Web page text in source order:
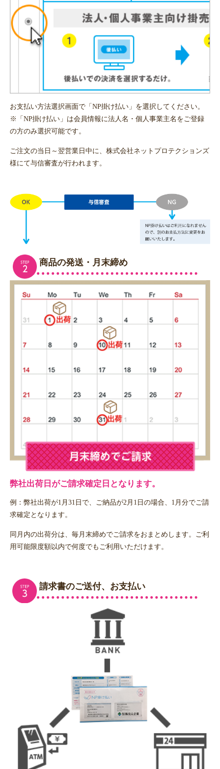
お支払い方法選択画面で「NP掛け払い」を選択してください。
※「NP掛け払い」は会員情報に法人名・個人事業主名をご登録
の方のみ選択可能です。
ご注文の当日～翌営業日中に、株式会社ネットプロテクションズ
様にて与信審査が行われます。
商品の発送・月末締め
弊社出荷日がご請求確定日となります。
例：弊社出荷が1月31日で、ご納品が2月1日の場合、1月分でご請
求確定となります。
同月内の出荷分は、毎月末締めでご請求をおまとめします。ご利
用可能限度額以内で何度でもご利用いただけます。
請求書のご送付、お支払い